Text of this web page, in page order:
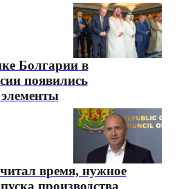
Болгарии в
появились
время, нужное
производства